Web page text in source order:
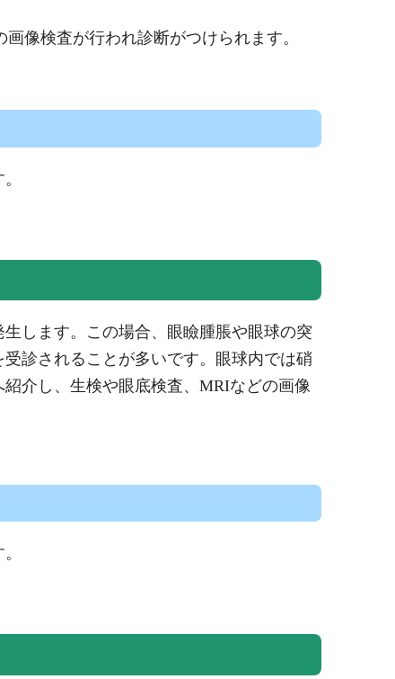
像検査が行われ診断がつけられます。
します。この場合、眼瞼腫脹や眼球の突
診されることが多いです。眼球内では硝
介し、生検や眼底検査、MRIなどの画像